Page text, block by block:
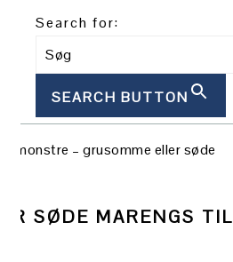
Search for:
SEARCH BUTTON
– grusomme eller søde
SØDE MARENGS TIL